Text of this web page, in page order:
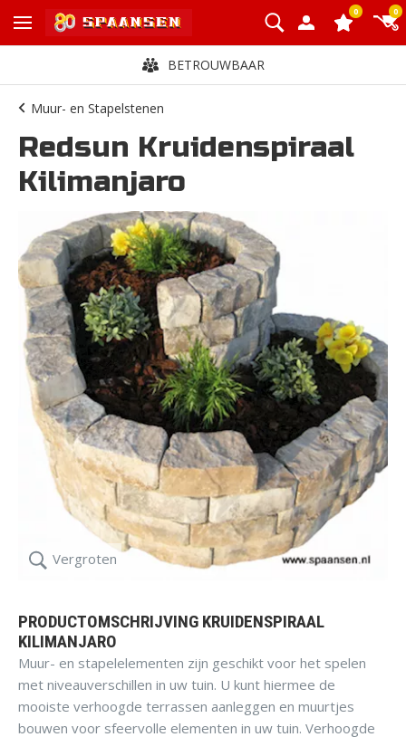
0 0
BETROUWBAAR
Muur- en Stapelstenen
Redsun Kruidenspiraal
Kilimanjaro
Vergroten
PRODUCTOMSCHRIJVING KRUIDENSPIRAAL
KILIMANJARO
Muur- en stapelelementen zijn geschikt voor het spelen
met niveauverschillen in uw tuin. U kunt hiermee de
mooiste verhoogde terrassen aanleggen en muurtjes
bouwen voor sfeervolle elementen in uw tuin. Verhoogde